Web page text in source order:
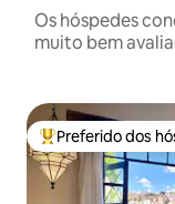
Os hóspedes
muito bem
Entre os melhores
Preferido dos